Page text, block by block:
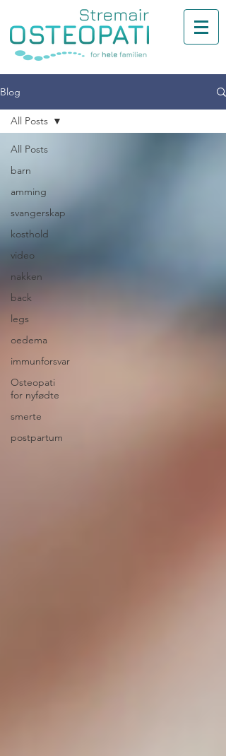
Blog
All Posts
barn
amming
svangerskap
kosthold
video
nakken
back
legs
oedema
immunforsvar
Osteopati
for nyfødte
smerte
postpartum
All Posts